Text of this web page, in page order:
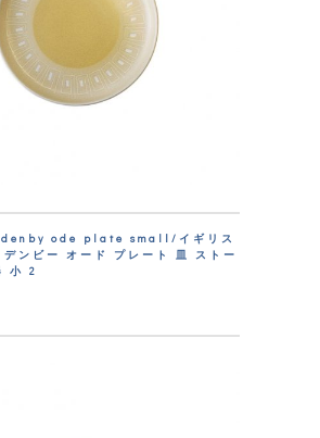
ode plate small/イギリス
デンビー オード プレート 皿 ストー
小 2